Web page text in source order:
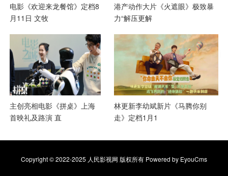
电影《欢迎来龙餐馆》定档8
月11日 文牧
港产动作大片《火遮眼》极致暴
力“解压更解
主创亮相电影《拼桌》上海
首映礼及路演 直
林更新李幼斌新片《马腾你别
走》定档1月1
Copyright © 2022-2025 人民影视网 版权所有 Powered by EyouCms